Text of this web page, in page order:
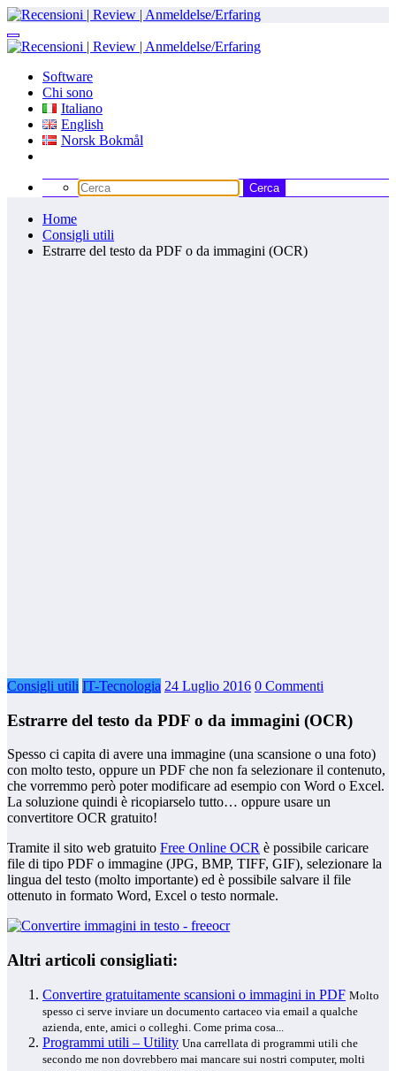
Vai
contenuto
Software
Chi sono
Italiano
English
Norsk Bokmål
Home
Consigli utili
Estrarre del testo da PDF o da immagini (OCR)
Consigli utili IT-Tecnologia 24 Luglio 2016 0 Commenti
Estrarre del testo da PDF o da immagini (OCR)
Spesso ci capita di avere una immagine (una scansione o una foto)
con molto testo, oppure un PDF che non fa selezionare il contenuto,
che vorremmo però poter modificare ad esempio con Word o Excel.
La soluzione quindi è ricopiarselo tutto… oppure usare un
convertitore OCR gratuito!
Tramite il sito web gratuito Free Online OCR è possibile caricare
file di tipo PDF o immagine (JPG, BMP, TIFF, GIF), selezionare la
lingua del testo (molto importante) ed è possibile salvare il file
ottenuto in formato Word, Excel o testo normale.
Altri articoli consigliati:
Convertire gratuitamente scansioni o immagini in PDF Molto
spesso ci serve inviare un documento cartaceo via email a qualche
azienda, ente, amici o colleghi. Come prima cosa...
Programmi utili – Utility Una carrellata di programmi utili che
secondo me non dovrebbero mai mancare sui nostri computer, molti